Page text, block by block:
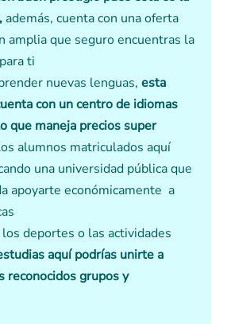
además, cuenta con una oferta
amplia que seguro encuentras la
ti
nuevas lenguas, esta
con un centro de idiomas
que maneja precios super
alumnos matriculados aquí
una universidad pública que
apoyarte económicamente a
deportes o las actividades
aquí podrías unirte a
reconocidos grupos y